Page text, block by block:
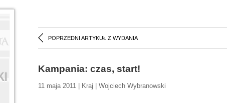
POPRZEDNI ARTYKUŁ Z WYDANIA
Kampania: czas, start!
11 maja 2011 | Kraj | Wojciech Wybranowski